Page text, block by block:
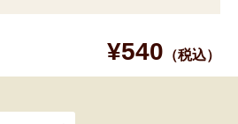
¥540 （税込）